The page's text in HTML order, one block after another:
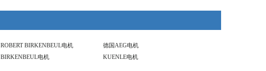
ROBERT BIRKENBEUL电机
德国AEG电机
BIRKENBEUL电机
KUENLE电机